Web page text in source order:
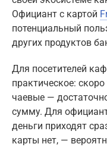
Официант с картой
потенциальный
других продуктов
Для посетителей
практическое:
чаевые —
сумму. Для
деньги приходят
карты нет, —